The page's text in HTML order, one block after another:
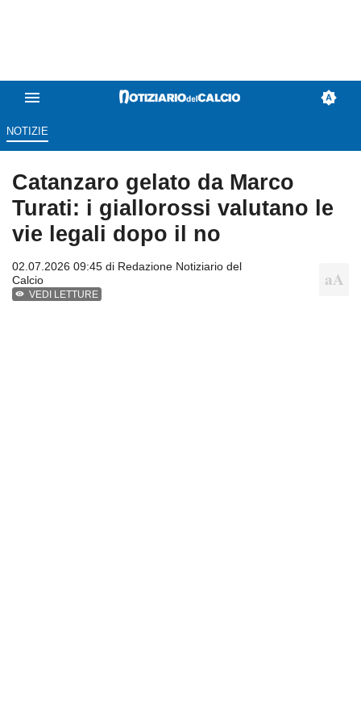
NOTIZIE
Catanzaro gelato da Marco
Turati: i giallorossi valutano le
vie legali dopo il no
02.07.2026 09:45 di Redazione Notiziario del
Calcio
VEDI LETTURE